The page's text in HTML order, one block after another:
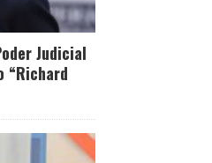
Judicial
“Richard